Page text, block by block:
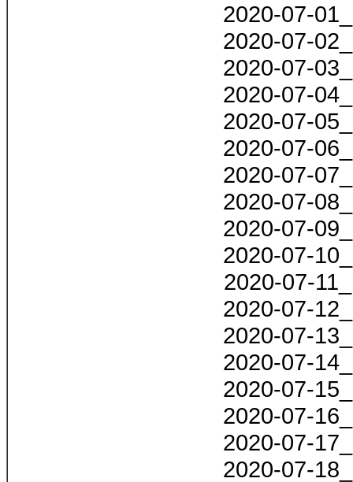
2020-07-
2020-07-
2020-07-
2020-07-
2020-07-
2020-07-
2020-07-
2020-07-
2020-07-
2020-07-
2020-07-
2020-07-
2020-07-
2020-07-
2020-07-
2020-07-
2020-07-
2020-07-